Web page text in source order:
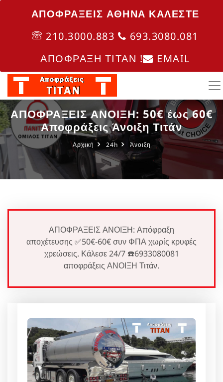
ΑΠΟΦΡΑΞΕΙΣ ΑΘΗΝΑ ΚΑΛΈΣΤΕ
210.3000.883
693.3080.081
ΑΠΟΦΡΑΞΗ ΤΙΤΑΝ !
EMAIL
ΑΠΟΦΡΑΞΕΙΣ ΑΝΟΙΞΗ: 50€ έως 60€
Αποφράξεις Άνοιξη Τιτάν
Αρχική 24h Άνοιξη
ΑΠΟΦΡΑΞΕΙΣ ΑΝΟΙΞΗ: Απόφραξη
αποχέτευσης ✅50€-60€ συν ΦΠΑ χωρίς κρυφές
χρεώσεις. Κάλεσε 24/7 ☎️6933080081
αποφράξεις ΑΝΟΙΞΗ Τιτάν.